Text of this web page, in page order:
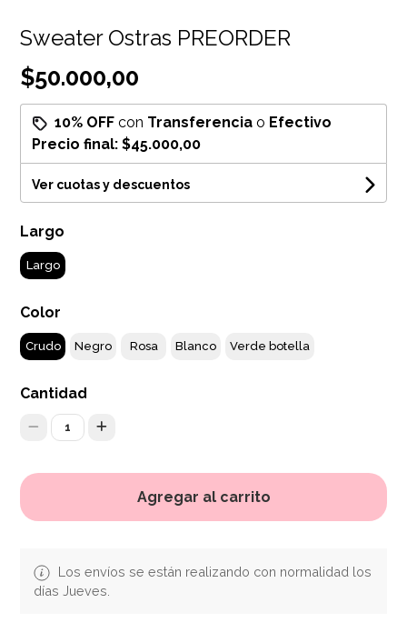
Sweater Ostras PREORDER
$50.000,00
10% OFF con Transferencia o Efectivo
Precio final:$45.000,00
Ver cuotas y descuentos
Largo
Largo
Color
Crudo Negro Rosa Blanco Verde botella
Cantidad
1
Agregar al carrito
Los envíos se están realizando con normalidad los
días Jueves.